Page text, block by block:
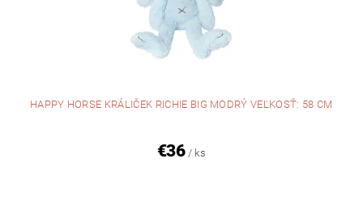
HAPPY HORSE KRÁLIČEK RICHIE BIG MODRÝ VEĽKOSŤ: 58 CM
€36 / ks